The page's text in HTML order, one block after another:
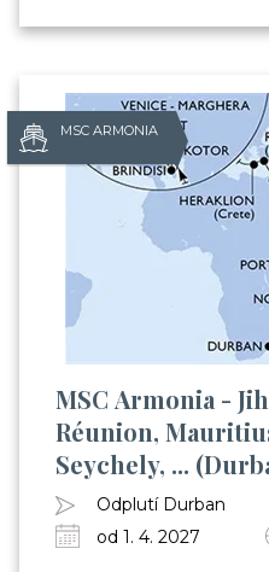
MSC ARMONIA
MSC Armonia -
Réunion,
Seychely, ...
Odplutí Durban
od 1. 4. 2027